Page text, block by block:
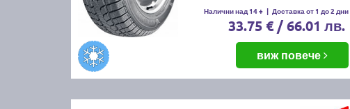
Налични над 14 + | Доставка от 1 до 2 дни
33.75 € / 66.01 лв.
виж повече